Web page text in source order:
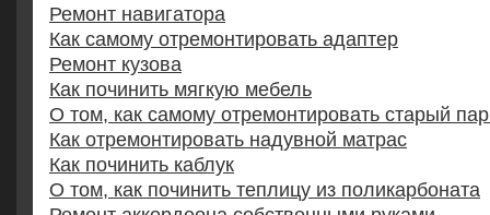
Ремонт навигатора
Как самому отремонтировать адаптер
Ремонт кузова
Как починить мягкую мебель
О том, как самому отремонтировать старый
Как отремонтировать надувной матрас
Как починить каблук
О том, как починить теплицу из поликарбоната